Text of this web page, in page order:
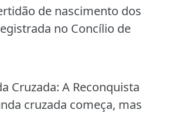
de nascimento dos
no Concílio de
Cruzada: A Reconquista
cruzada começa, mas